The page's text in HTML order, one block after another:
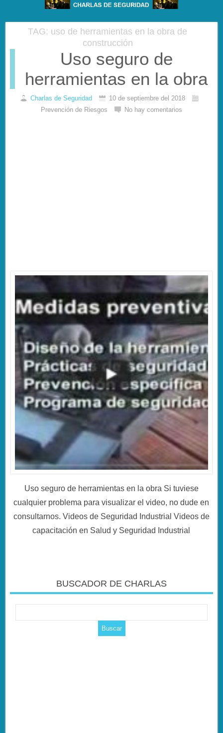
TAG: uso de herramientas en la obra de
construcción
Uso seguro de
herramientas en la obra
Charlas de Seguridad
10 de septiembre del 2018
Prevención de Riesgos
No hay comentarios
Uso seguro de herramientas en la obra Si tuviese
cualquier problema para visualizar el video, no dude en
consultarnos. Videos de Seguridad Industrial Videos de
capacitación en Salud y Seguridad Industrial
BUSCADOR DE CHARLAS